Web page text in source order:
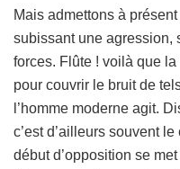
Mais admettons à
subissant une agression,
forces. Flûte ! voilà que
pour couvrir le bruit de
l’homme moderne agit.
c’est d’ailleurs souvent le
début d’opposition se